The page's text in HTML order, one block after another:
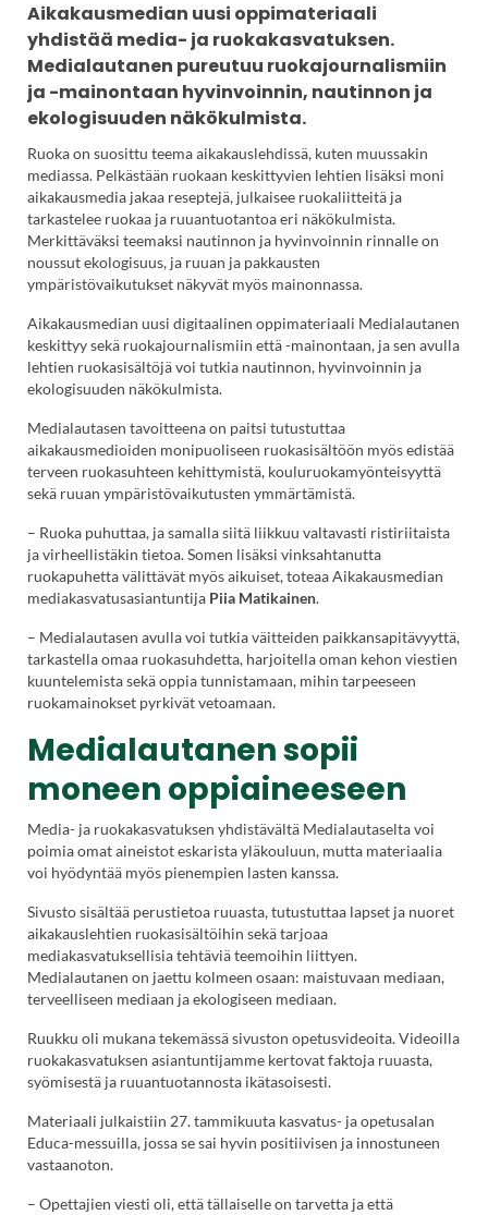
Aikakausmedian uusi oppimateriaali
yhdistää media- ja ruokakasvatuksen.
Medialautanen pureutuu ruokajournalismiin
ja -mainontaan hyvinvoinnin, nautinnon ja
ekologisuuden näkökulmista.
Ruoka on suosittu teema aikakauslehdissä, kuten muussakin
mediassa. Pelkästään ruokaan keskittyvien lehtien lisäksi moni
aikakausmedia jakaa reseptejä, julkaisee ruokaliitteitä ja
tarkastelee ruokaa ja ruuantuotantoa eri näkökulmista.
Merkittäväksi teemaksi nautinnon ja hyvinvoinnin rinnalle on
noussut ekologisuus, ja ruuan ja pakkausten
ympäristövaikutukset näkyvät myös mainonnassa.
Aikakausmedian uusi digitaalinen oppimateriaali Medialautanen
keskittyy sekä ruokajournalismiin että -mainontaan, ja sen avulla
lehtien ruokasisältöjä voi tutkia nautinnon, hyvinvoinnin ja
ekologisuuden näkökulmista.
Medialautasen tavoitteena on paitsi tutustuttaa
aikakausmedioiden monipuoliseen ruokasisältöön myös edistää
terveen ruokasuhteen kehittymistä, kouluruokamyönteisyyttä
sekä ruuan ympäristövaikutusten ymmärtämistä.
– Ruoka puhuttaa, ja samalla siitä liikkuu valtavasti ristiriitaista
ja virheellistäkin tietoa. Somen lisäksi vinksahtanutta
ruokapuhetta välittävät myös aikuiset, toteaa Aikakausmedian
mediakasvatusasiantuntija Piia Matikainen.
– Medialautasen avulla voi tutkia väitteiden paikkansapitävyyttä,
tarkastella omaa ruokasuhdetta, harjoitella oman kehon viestien
kuuntelemista sekä oppia tunnistamaan, mihin tarpeeseen
ruokamainokset pyrkivät vetoamaan.
Medialautanen sopii
moneen oppiaineeseen
Media- ja ruokakasvatuksen yhdistävältä Medialautaselta voi
poimia omat aineistot eskarista yläkouluun, mutta materiaalia
voi hyödyntää myös pienempien lasten kanssa.
Sivusto sisältää perustietoa ruuasta, tutustuttaa lapset ja nuoret
aikakauslehtien ruokasisältöihin sekä tarjoaa
mediakasvatuksellisia tehtäviä teemoihin liittyen.
Medialautanen on jaettu kolmeen osaan: maistuvaan mediaan,
terveelliseen mediaan ja ekologiseen mediaan.
Ruukku oli mukana tekemässä sivuston opetusvideoita. Videoilla
ruokakasvatuksen asiantuntijamme kertovat faktoja ruuasta,
syömisestä ja ruuantuotannosta ikätasoisesti.
Materiaali julkaistiin 27. tammikuuta kasvatus- ja opetusalan
Educa-messuilla, jossa se sai hyvin positiivisen ja innostuneen
vastaanoton.
– Opettajien viesti oli, että tällaiselle on tarvetta ja että